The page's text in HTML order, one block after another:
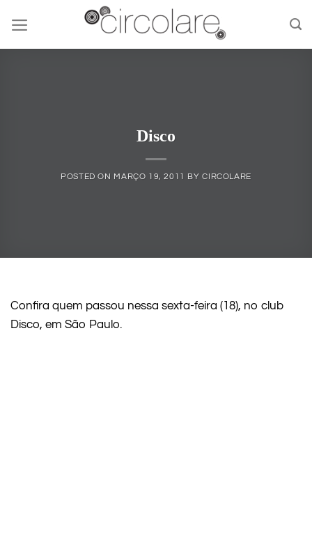
content
Disco
POSTED ON MARÇO 19, 2011 BYCIRCOLARE
Confira quem passou nessa sexta-feira (18), no club
Disco, em São Paulo.